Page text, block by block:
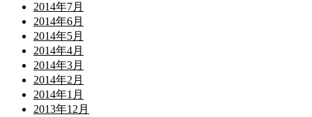
2014年7月
2014年6月
2014年5月
2014年4月
2014年3月
2014年2月
2014年1月
2013年12月